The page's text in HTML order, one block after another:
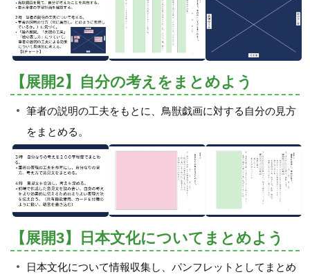
【展開2】自分の考えをまとめよう
筆者の説明の工夫をもとに、鳥獣戯画に対する自分の見方
をまとめる。
【展開3】日本文化についてまとめよう
日本文化について情報収集し、パンフレットとしてまとめ